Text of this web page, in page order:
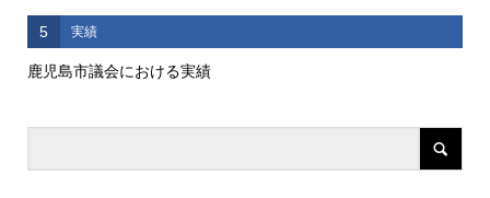
5 実績
鹿児島市議会における実績